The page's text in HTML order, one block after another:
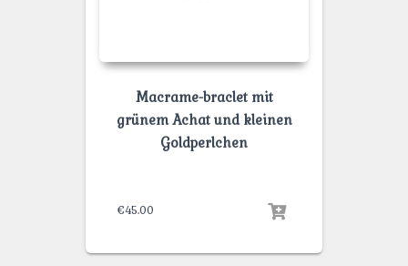
Macrame-braclet mit
grünem Achat und kleinen
Goldperlchen
€45.00